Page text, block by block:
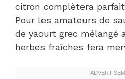
citron complètera
Pour les amateurs de
de yaourt grec mélangé
herbes fraîches fera